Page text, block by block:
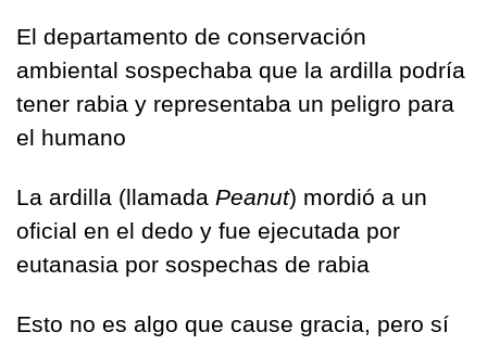
El departamento de conservación
ambiental sospechaba que la ardilla podría
tener rabia y representaba un peligro para
el humano
La ardilla (llamada Peanut) mordió a un
oficial en el dedo y fue ejecutada por
eutanasia por sospechas de rabia
Esto no es algo que cause gracia, pero sí